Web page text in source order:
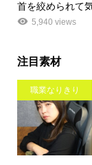
首を絞められて
5,940 views
注目素材
職業なりきり